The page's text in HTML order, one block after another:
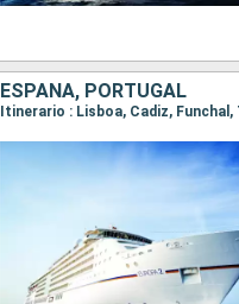
ESPAÑA, PORTUGAL
Itinerario : Lisboa, Cadiz,